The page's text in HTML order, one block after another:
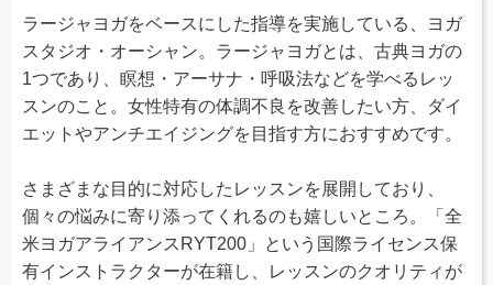
ラージャヨガをベースにした指導を実施している、ヨガ
スタジオ・オーシャン。ラージャヨガとは、古典ヨガの
1つであり、瞑想・アーサナ・呼吸法などを学べるレッ
スンのこと。女性特有の体調不良を改善したい方、ダイ
エットやアンチエイジングを目指す方におすすめです。
さまざまな目的に対応したレッスンを展開しており、
個々の悩みに寄り添ってくれるのも嬉しいところ。「全
米ヨガアライアンスRYT200」という国際ライセンス保
有インストラクターが在籍し、レッスンのクオリティが